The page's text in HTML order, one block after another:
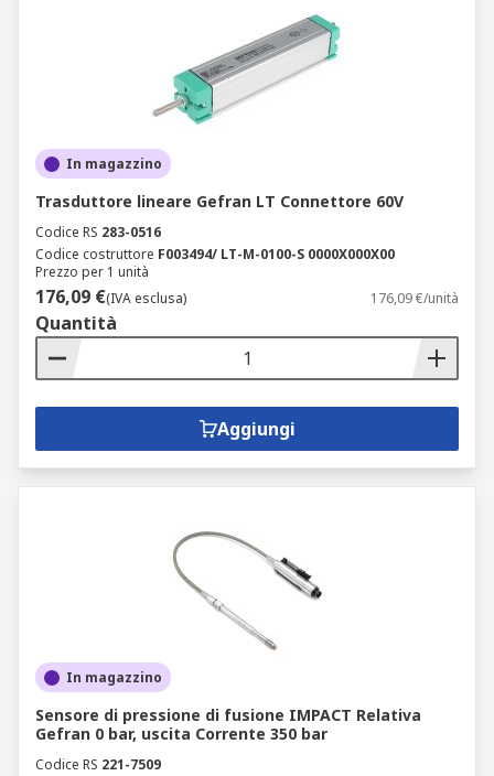
In magazzino
Trasduttore lineare Gefran LT Connettore 60V
Codice RS 283-0516
Codice costruttore F003494/ LT-M-0100-S 0000X000X00
Prezzo per 1 unità
176,09 €(IVA esclusa) 176,09 €/unità
Quantità
Aggiungi
In magazzino
Sensore di pressione di fusione IMPACT Relativa
Gefran 0 bar, uscita Corrente 350 bar
Codice RS 221-7509